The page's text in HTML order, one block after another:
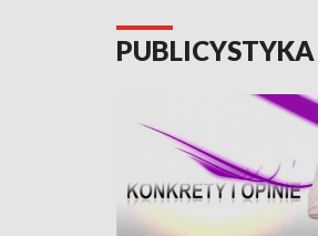
PUBLICYSTYKA